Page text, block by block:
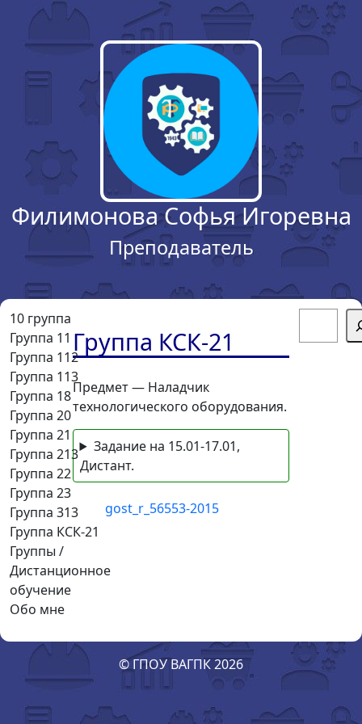
Филимонова Софья Игоревна
Преподаватель
10 группа
Группа 11
Группа 112
Группа 113
Группа 18
Группа 20
Группа 21
Группа 213
Группа 22
Группа 23
Группа 313
Группа КСК-21
Группы /
Дистанционное
обучение
Обо мне
Группа КСК-21
Предмет — Наладчик
технологического оборудования.
Задание на 15.01-17.01,
Дистант.
gost_r_56553-2015
© ГПОУ ВАГПК 2026